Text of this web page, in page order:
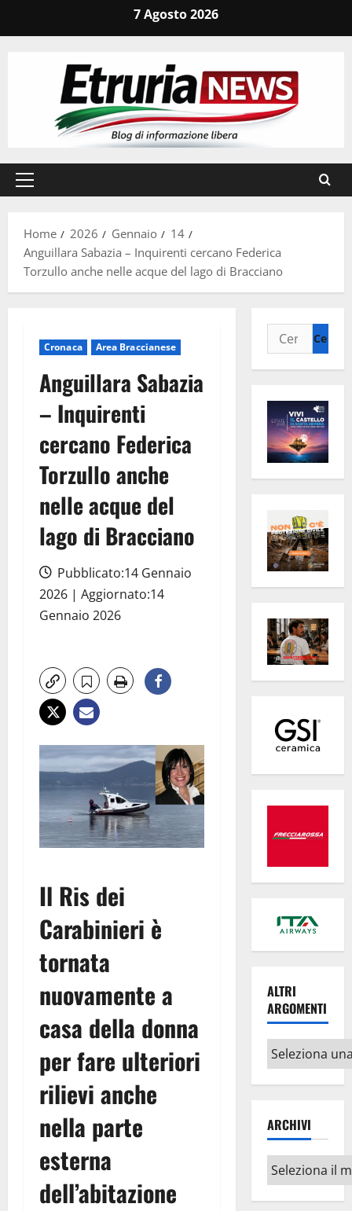
7 Agosto 2026
Menu
Home
2026 Gennaio
14
Anguillara Sabazia – Inquirenti cercano Federica
Torzullo anche nelle acque del lago di Bracciano
Cronaca Area Braccianese
Anguillara Sabazia
– Inquirenti
cercano Federica
Torzullo anche
nelle acque del
lago di Bracciano
Pubblicato:14 Gennaio
2026 | Aggiornato:14
Gennaio 2026
Il Ris dei
Carabinieri è
tornata
nuovamente a
casa della donna
per fare ulteriori
rilievi anche
nella parte
esterna
dell’abitazione
Ricerca
per:
ALTRI
ARGOMENTI
Altri
argomenti
ARCHIVI
Archivi